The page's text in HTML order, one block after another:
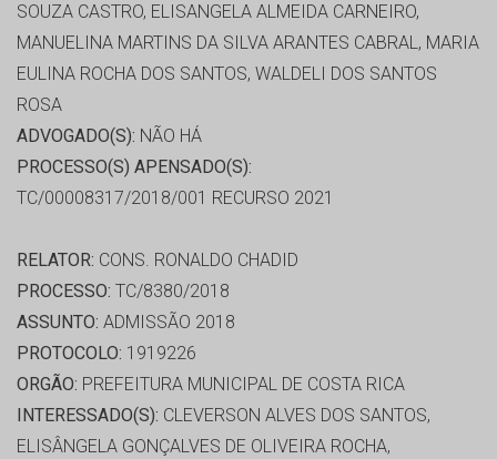
SOUZA CASTRO, ELISANGELA ALMEIDA CARNEIRO,
MANUELINA MARTINS DA SILVA ARANTES CABRAL, MARIA
EULINA ROCHA DOS SANTOS, WALDELI DOS SANTOS
ROSA
ADVOGADO(S): NÃO HÁ
PROCESSO(S) APENSADO(S):
TC/00008317/2018/001 RECURSO 2021
RELATOR: CONS. RONALDO CHADID
PROCESSO: TC/8380/2018
ASSUNTO: ADMISSÃO 2018
PROTOCOLO: 1919226
ORGÃO: PREFEITURA MUNICIPAL DE COSTA RICA
INTERESSADO(S): CLEVERSON ALVES DOS SANTOS,
ELISÂNGELA GONÇALVES DE OLIVEIRA ROCHA,